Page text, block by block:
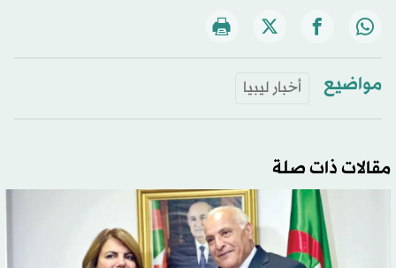
مواضيع أخبار ليبيا
مقالات ذات صلة